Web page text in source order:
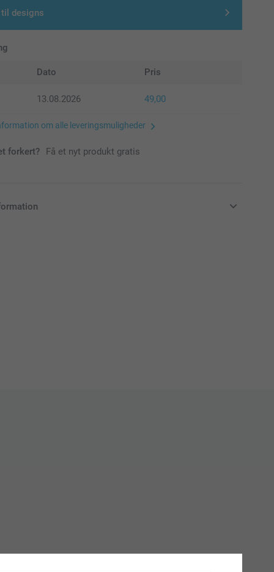
til designs
Dato Pris
13.08.2026 49,00
om alle leveringsmuligheder
forkert? Få et nyt produkt gratis